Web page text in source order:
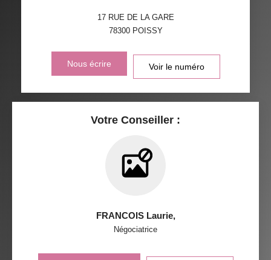
VOITURE
ECOLES ET CRÈCHES
17 RUE DE LA GARE
78300 POISSY
Nous écrire Voir le numéro
Votre Conseiller :
FRANCOIS Laurie,
Négociatrice